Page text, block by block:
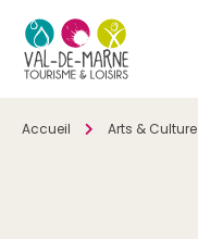
Accueil Arts & Culture